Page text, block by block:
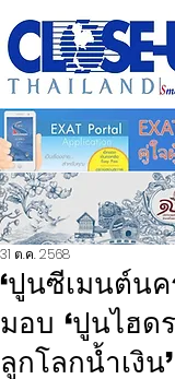
‘ปูนซีเมนต์นค
มอบ ‘ปูนไฮด
ลูกโลกน้ำเงิน
31 ต.ค. 2568